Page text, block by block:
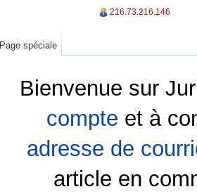
Bienvenue sur
compte et à
adresse de
article en
216.73.216.146
Page spéciale